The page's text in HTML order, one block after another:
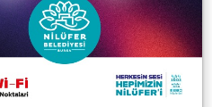
BİR YAZAR